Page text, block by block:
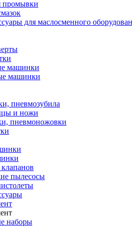
промывки
для маслосменного
машинки
машинки
пневмозубила
и ножи
пневмоножовки
пылесосы
наборы